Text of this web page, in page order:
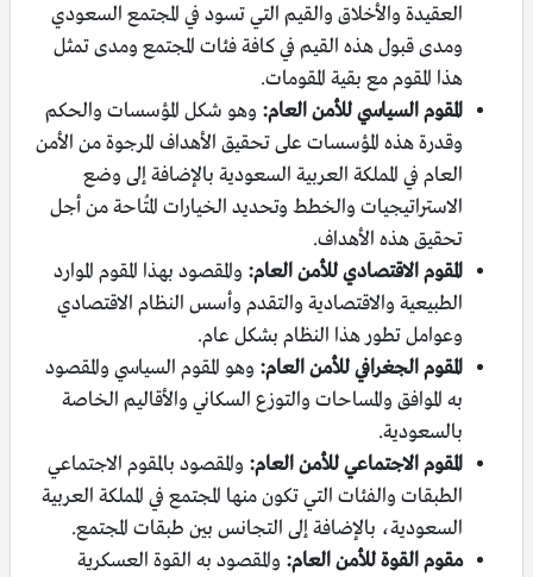
العقيدة والأخلاق والقيم التي تسود في المجتمع السعودي
ومدى قبول هذه القيم في كافة فئات المجتمع ومدى تمثل
هذا المقوم مع بقية المقومات.
المقوم السياسي للأمن العام: وهو شكل المؤسسات والحكم
وقدرة هذه المؤسسات على تحقيق الأهداف المرجوة من الأمن
العام في المملكة العربية السعودية بالإضافة إلى وضع
الاستراتيجيات والخطط وتحديد الخيارات المُتاحة من أجل
تحقيق هذه الأهداف.
المقوم الاقتصادي للأمن العام: والمقصود بهذا المقوم الموارد
الطبيعية والاقتصادية والتقدم وأسس النظام الاقتصادي
وعوامل تطور هذا النظام بشكل عام.
المقوم الجغرافي للأمن العام: وهو المقوم السياسي والمقصود
به الموافق والمساحات والتوزع السكاني والأقاليم الخاصة
بالسعودية.
المقوم الاجتماعي للأمن العام: والمقصود بالمقوم الاجتماعي
الطبقات والفئات التي تكون منها المجتمع في المملكة العربية
السعودية، بالإضافة إلى التجانس بين طبقات المجتمع.
مقوم القوة للأمن العام: والمقصود به القوة العسكرية